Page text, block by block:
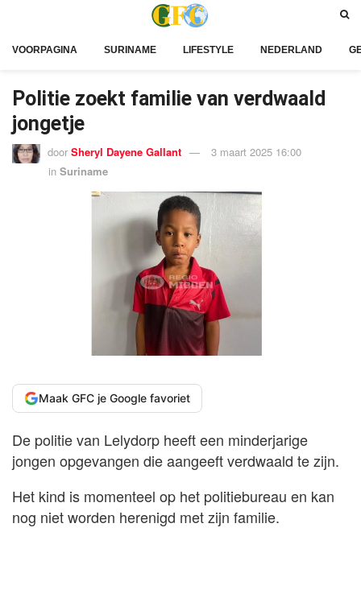
VOORPAGINA SURINAME LIFESTYLE NEDERLAND
Politie zoekt familie van verdwaald
jongetje
door Sheryl Dayene Gallant
3 maart 2025 16:00
in Suriname
Maak GFC je Google favoriet
De politie van Lelydorp heeft een minderjarige
jongen opgevangen die aangeeft verdwaald te zijn.
Het kind is momenteel op het politiebureau en kan
nog niet worden herenigd met zijn familie.